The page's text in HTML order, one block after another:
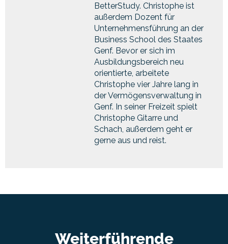
BetterStudy. Christophe ist
außerdem Dozent für
Unternehmensführung an der
Business School des Staates
Genf. Bevor er sich im
Ausbildungsbereich neu
orientierte, arbeitete
Christophe vier Jahre lang in
der Vermögensverwaltung in
Genf. In seiner Freizeit spielt
Christophe Gitarre und
Schach, außerdem geht er
gerne aus und reist.
Weiterführende